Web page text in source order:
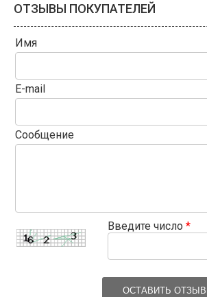
ОТЗЫВЫ ПОКУПАТЕЛЕЙ
Имя
E-mail
Сообщение
Введите число *
ОСТАВИТЬ ОТЗЫВ